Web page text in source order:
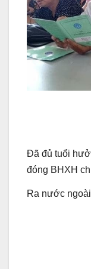
Đã đủ tuổi
đóng BHXH
Ra nước